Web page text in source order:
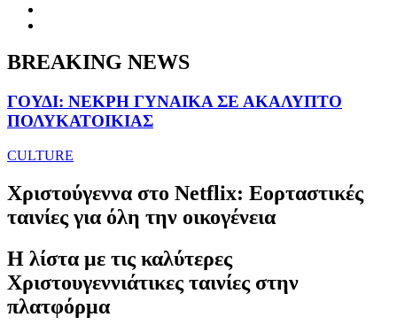
BREAKING NEWS
ΓΟΥΔΙ: ΝΕΚΡΗ ΓΥΝΑΙΚΑ ΣΕ ΑΚΑΛΥΠΤΟ
ΠΟΛΥΚΑΤΟΙΚΙΑΣ
CULTURE
Χριστούγεννα στο Netflix: Εορταστικές
ταινίες για όλη την οικογένεια
Η λίστα με τις καλύτερες
Χριστουγεννιάτικες ταινίες στην
πλατφόρμα